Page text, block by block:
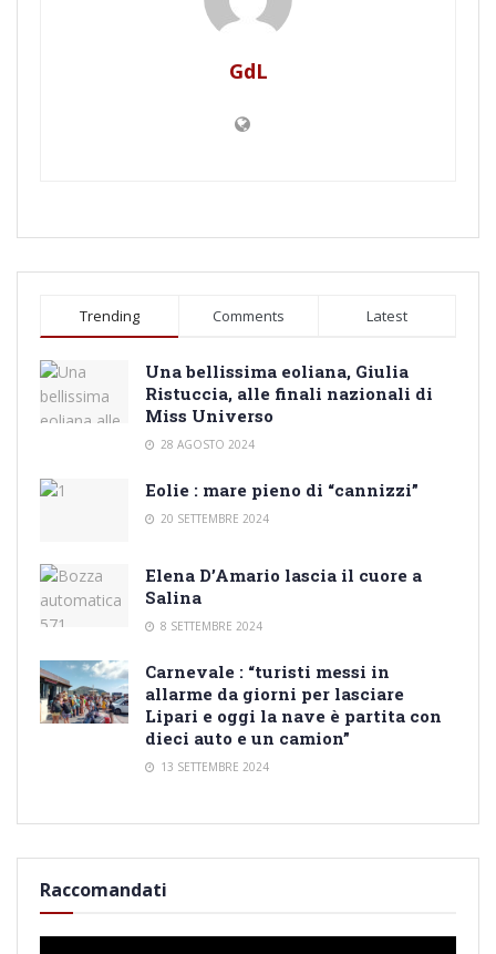
GdL
Trending Comments Latest
Una bellissima eoliana, Giulia
Ristuccia, alle finali nazionali di
Miss Universo
28 AGOSTO 2024
Eolie : mare pieno di “cannizzi”
20 SETTEMBRE 2024
Elena D’Amario lascia il cuore a
Salina
8 SETTEMBRE 2024
Carnevale : “turisti messi in
allarme da giorni per lasciare
Lipari e oggi la nave è partita con
dieci auto e un camion”
13 SETTEMBRE 2024
Raccomandati